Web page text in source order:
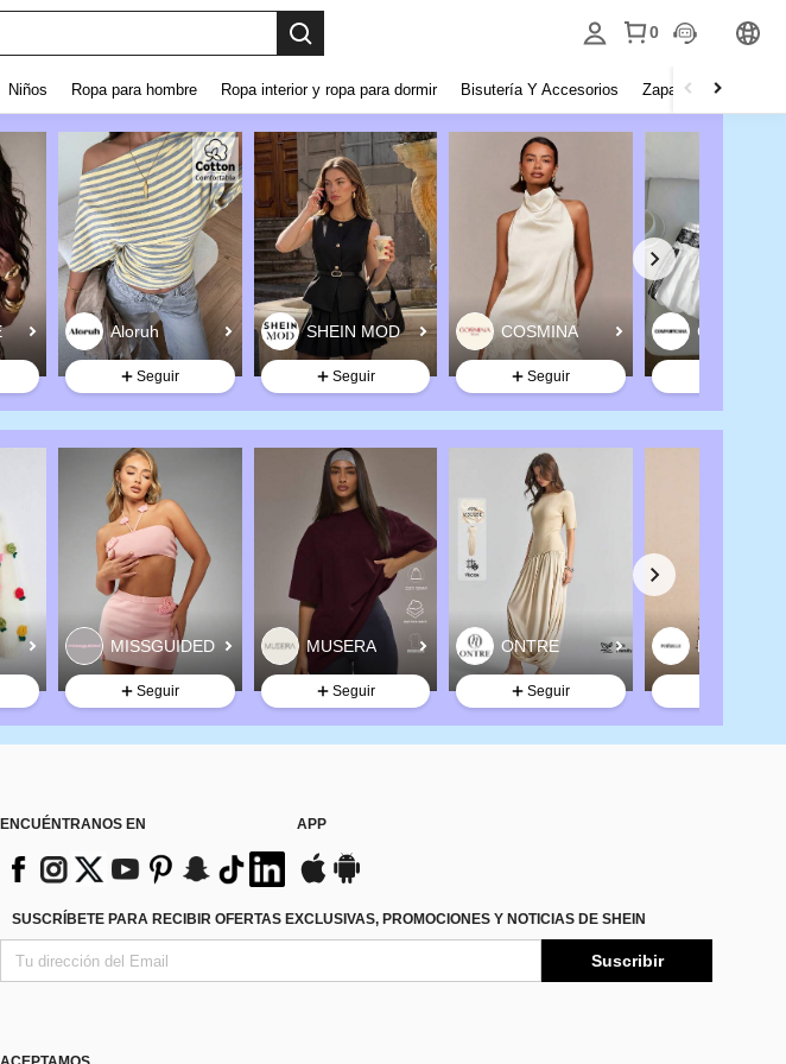
0
Niños Ropa para hombre Ropa interior y ropa para dormir Bisutería Y Accesorios Zapatos
Seguir Seguir Seguir
Seguir Seguir Seguir
ENCUÉNTRANOS EN APP
SUSCRÍBETE PARA RECIBIR OFERTAS EXCLUSIVAS, PROMOCIONES Y NOTICIAS DE SHEIN
Suscribir